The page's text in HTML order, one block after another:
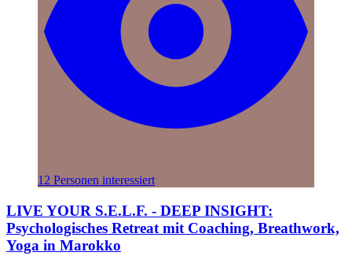
12 Personen interessiert
LIVE YOUR S.E.L.F. - DEEP INSIGHT:
Psychologisches Retreat mit Coaching, Breathwork,
Yoga in Marokko